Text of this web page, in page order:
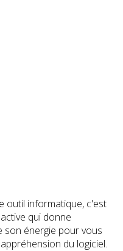
outil informatique, c'est
qui donne
son énergie pour vous
du logiciel.